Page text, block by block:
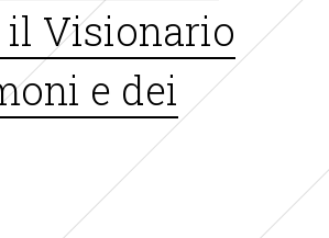
il Visionario
e dei